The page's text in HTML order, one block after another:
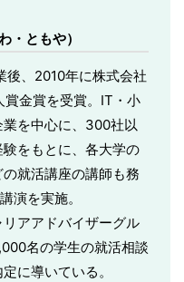
・ともや）
後、2010年に株式会社
賞金賞を受賞。IT・小
を中心に、300社以
験をもとに、各大学の
就活講座の講師も務
演を実施。
アアドバイザーグル
名の学生の就活相談
に導いている。